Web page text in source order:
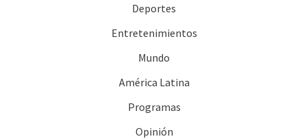
Deportes
Entretenimientos
Mundo
América Latina
Programas
Opinión